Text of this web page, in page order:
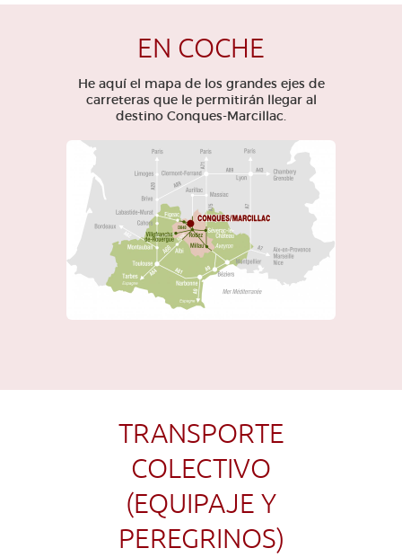
EN COCHE
He aquí el mapa de los grandes ejes de
carreteras que le permitirán llegar al
destino Conques-Marcillac.
TRANSPORTE
COLECTIVO
(EQUIPAJE Y
PEREGRINOS)